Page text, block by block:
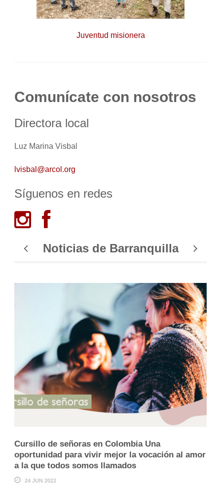
Juventud misionera
Comunícate con nosotros
Directora local
Luz Marina Visbal
lvisbal@arcol.org
Síguenos en redes
Noticias de Barranquilla
Cursillo de señoras en Colombia Una
oportunidad para vivir mejor la vocación al amor
a la que todos somos llamados
24 JUN 2022